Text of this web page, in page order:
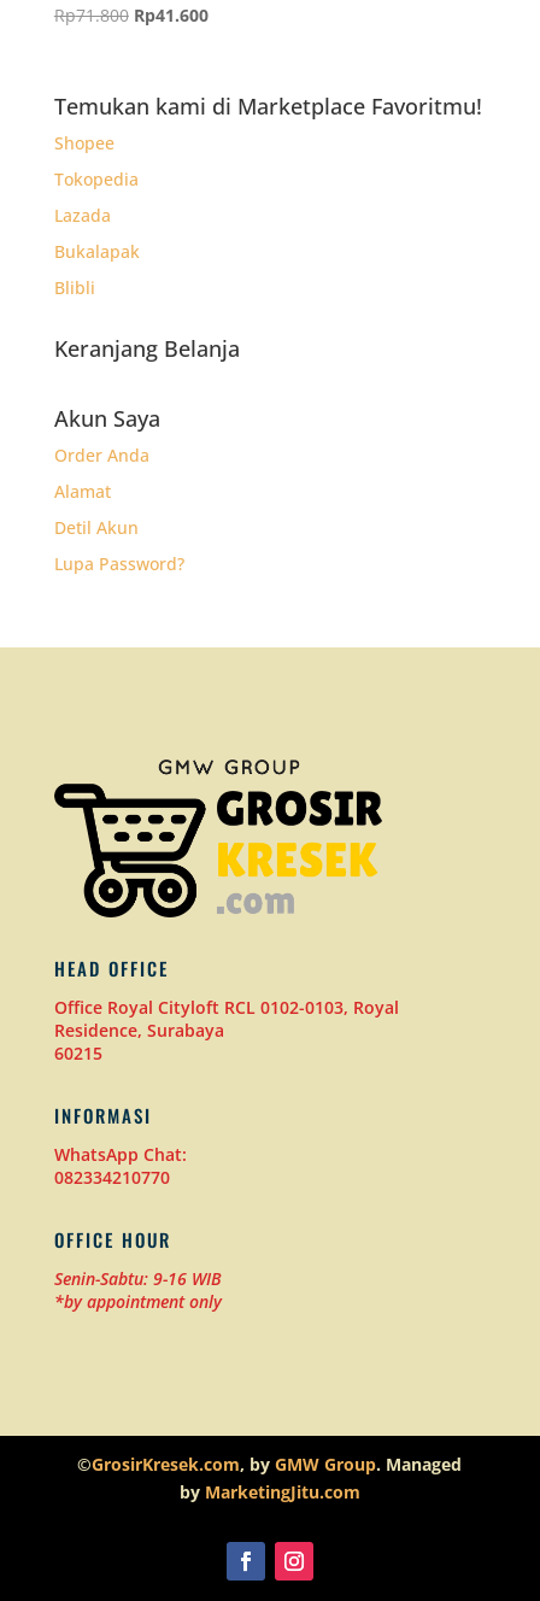
Rp71.800 Harga
Rp71.800.
Rp41.600Harga
adalah:
Temukan kami di Marketplace Favoritmu!
Shopee
Tokopedia
Lazada
Bukalapak
Blibli
Keranjang Belanja
Akun Saya
Order Anda
Alamat
Detil Akun
Lupa Password?
HEAD OFFICE
Office Royal Cityloft RCL 0102-0103, Royal
Residence, Surabaya
60215
INFORMASI
WhatsApp Chat:
082334210770
OFFICE HOUR
Senin-Sabtu: 9-16 WIB
*by appointment only
©GrosirKresek.com, byGMW Group. Managed
by MarketingJitu.com